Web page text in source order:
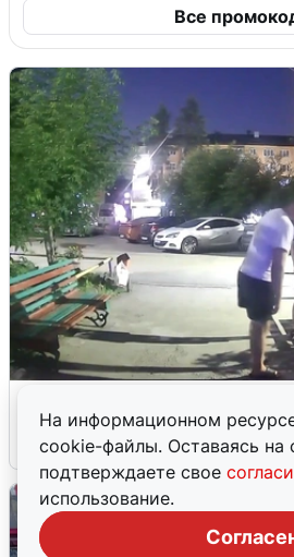
На информационном
cookie-файлы. Оставаясь на
подтверждаете свое
использование.
Все
9 августа 0